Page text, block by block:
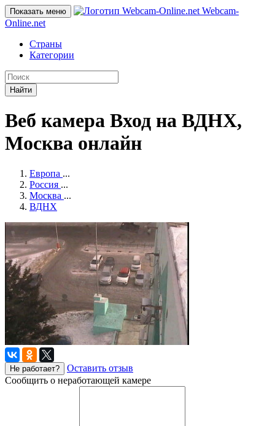
Показать меню
Webcam-
Online.net
Страны
Категории
Найти
Веб камера Вход на ВДНХ,
Москва онлайн
Европа ...
Россия ...
Москва ...
ВДНХ
Не работает?
Оставить отзыв
Сообщить о неработающей камере